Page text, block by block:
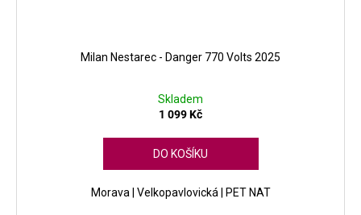
Milan Nestarec - Danger 770 Volts 2025
Skladem
1 099 Kč
DO KOŠÍKU
Morava | Velkopavlovická | PET NAT